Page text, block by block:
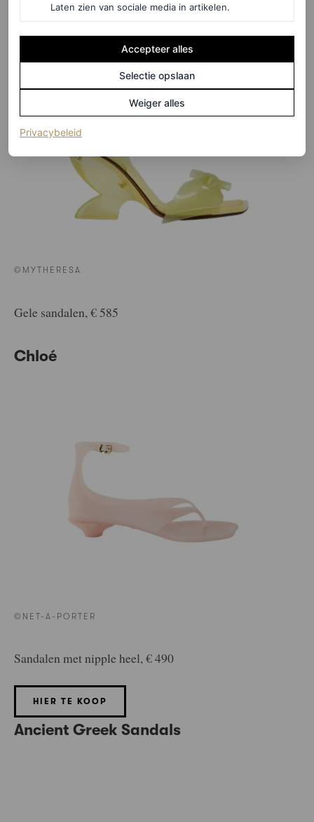
Zimmermann
©MYTHERESA
Gele sandalen, € 585
Chloé
©NET-A-PORTER
Sandalen met nipple heel, € 490
HIER TE KOOP
Ancient Greek Sandals
Laten zien van sociale media in artikelen.
Accepteer alles
Selectie opslaan
Weiger alles
Privacybeleid